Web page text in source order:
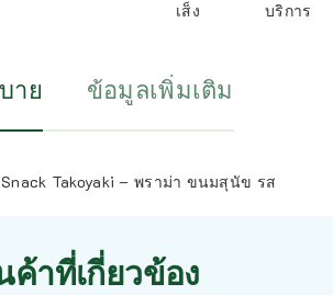
เส็ง
บริการ
าย ข้อมูลเพิ่มเติม
Takoyaki – พราม่า ขนมสุนัข รส
ค้าที่เกี่ยวข้อง